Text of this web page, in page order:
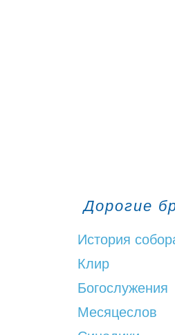
Дорогие
История
Клир
Богослужения
Месяцеслов